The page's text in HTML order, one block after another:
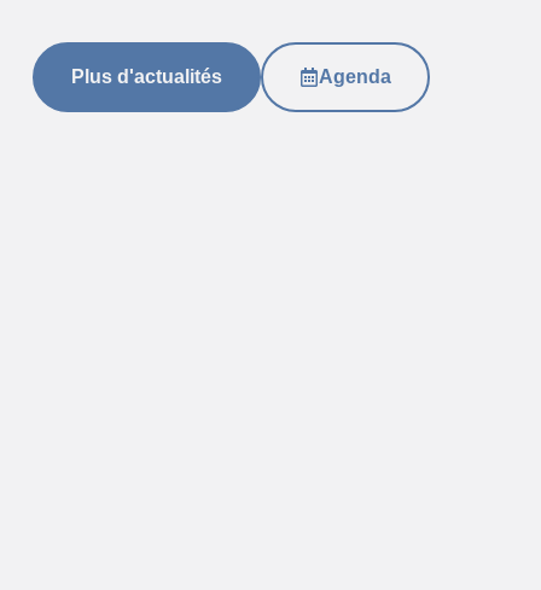
Plus d'actualités Agenda